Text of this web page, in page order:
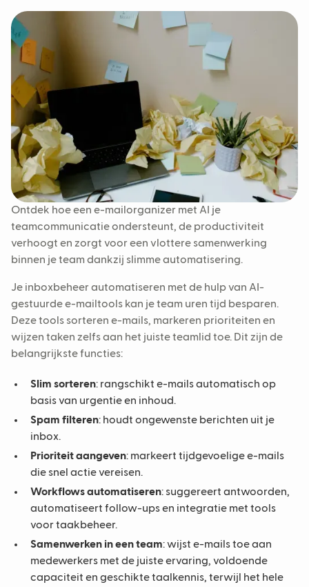
Ontdek hoe een e-mailorganizer met AI je
teamcommunicatie ondersteunt, de productiviteit
verhoogt en zorgt voor een vlottere samenwerking
binnen je team dankzij slimme automatisering.
Je inboxbeheer automatiseren met de hulp van AI-
gestuurde e-mailtools kan je team uren tijd besparen.
Deze tools sorteren e-mails, markeren prioriteiten en
wijzen taken zelfs aan het juiste teamlid toe. Dit zijn de
belangrijkste functies:
Slim sorteren: rangschikt e-mails automatisch op
basis van urgentie en inhoud.
Spam filteren: houdt ongewenste berichten uit je
inbox.
Prioriteit aangeven: markeert tijdgevoelige e-mails
die snel actie vereisen.
Workflows automatiseren: suggereert antwoorden,
automatiseert follow-ups en integratie met tools
voor taakbeheer.
Samenwerken in een team: wijst e-mails toe aan
medewerkers met de juiste ervaring, voldoende
capaciteit en geschikte taalkennis, terwijl het hele